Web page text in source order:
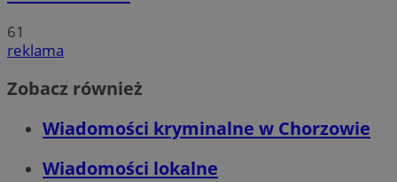
61
reklama
Zobacz również
Wiadomości kryminalne w Chorzowie
Wiadomości lokalne